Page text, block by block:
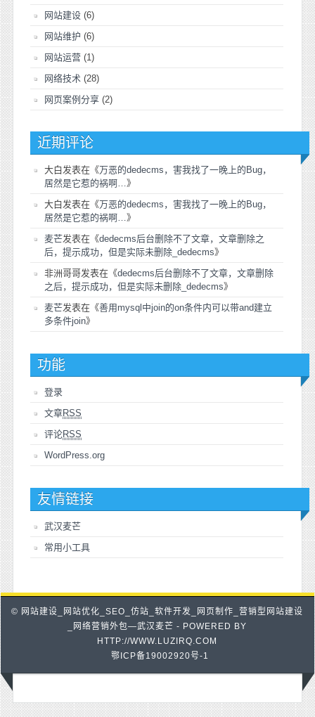
网站建设 (6)
网站维护 (6)
网站运营 (1)
网络技术 (28)
网页案例分享 (2)
近期评论
大白发表在《万恶的dedecms，害我找了一晚上的Bug，
居然是它惹的祸啊…》
大白发表在《万恶的dedecms，害我找了一晚上的Bug，
居然是它惹的祸啊…》
麦芒发表在《dedecms后台删除不了文章，文章删除之
后，提示成功，但是实际未删除_dedecms》
非洲哥哥发表在《dedecms后台删除不了文章，文章删除
之后，提示成功，但是实际未删除_dedecms》
麦芒发表在《善用mysql中join的on条件内可以带and建立
多条件join》
功能
登录
文章RSS
评论RSS
WordPress.org
友情链接
武汉麦芒
常用小工具
© 网站建设_网站优化_SEO_仿站_软件开发_网页制作_营销型网站建设
_网络营销外包—武汉麦芒 - POWERED BY
HTTP://WWW.LUZIRQ.COM
鄂ICP备19002920号-1